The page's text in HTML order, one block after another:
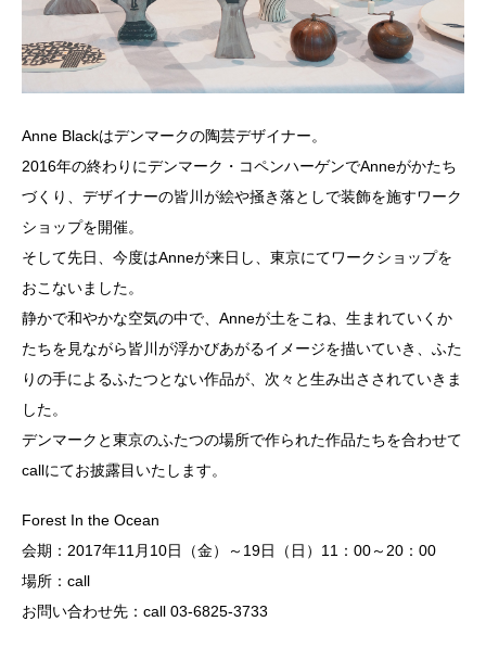
Anne Blackはデンマークの陶芸デザイナー。
2016年の終わりにデンマーク・コペンハーゲンでAnneがかたち
づくり、デザイナーの皆川が絵や掻き落としで装飾を施すワーク
ショップを開催。
そして先日、今度はAnneが来日し、東京にてワークショップを
おこないました。
静かで和やかな空気の中で、Anneが土をこね、生まれていくか
たちを見ながら皆川が浮かびあがるイメージを描いていき、ふた
りの手によるふたつとない作品が、次々と生み出さされていきま
した。
デンマークと東京のふたつの場所で作られた作品たちを合わせて
callにてお披露目いたします。
Forest In the Ocean
会期：2017年11月10日（金）～19日（日）11：00～20：00
場所： call
お問い合わせ先： call 03-6825-3733